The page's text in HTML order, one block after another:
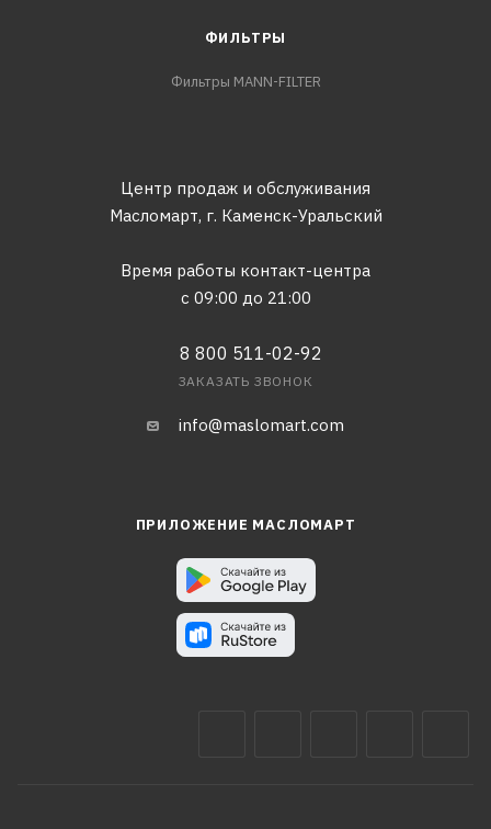
ФИЛЬТРЫ
Фильтры MANN-FILTER
Центр продаж и обслуживания
Масломарт, г. Каменск-Уральский
Время работы контакт-центра
с 09:00 до 21:00
8 800 511-02-92
ЗАКАЗАТЬ ЗВОНОК
info@maslomart.com
ПРИЛОЖЕНИЕ МАСЛОМАРТ